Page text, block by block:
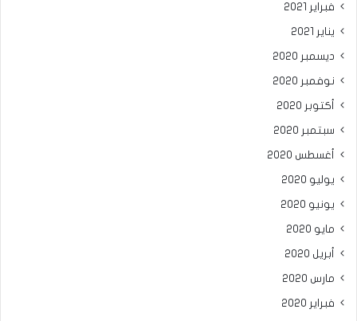
فبراير 2021
يناير 2021
ديسمبر 2020
نوفمبر 2020
أكتوبر 2020
سبتمبر 2020
أغسطس 2020
يوليو 2020
يونيو 2020
مايو 2020
أبريل 2020
مارس 2020
فبراير 2020